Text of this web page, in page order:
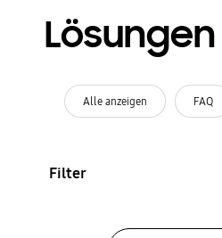
Alle anzeigen FAQ
Filter